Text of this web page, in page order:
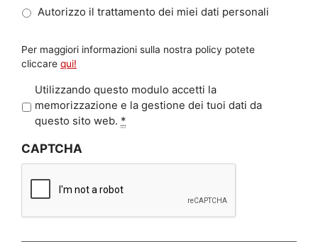
Autorizzo il trattamento dei miei dati personali
Per maggiori informazioni sulla nostra policy potete
cliccare qui!
r
a
c
*
Utilizzando questo modulo accetti la
memorizzazione e la gestione dei tuoi dati da
questo sito web. *
CAPTCHA